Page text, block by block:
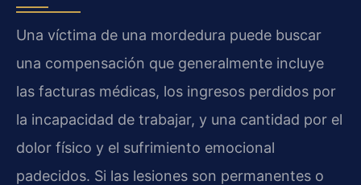
Una víctima de una mordedura puede buscar
una compensación que generalmente incluye
las facturas médicas, los ingresos perdidos por
la incapacidad de trabajar, y una cantidad por el
dolor físico y el sufrimiento emocional
padecidos. Si las lesiones son permanentes o